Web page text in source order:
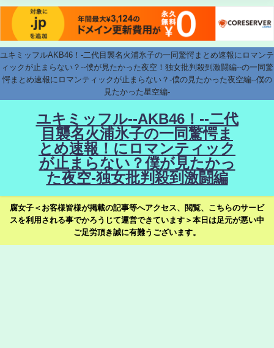
ユキミッフルAKB46！-二代目襲名火浦氷子の一同驚愕まとめ速報にロマンテ
ィックが止まらない？--僕が見たかった夜空！独女批判殺到激闘編--の一同驚
愕まとめ速報にロマンティックが止まらない？-僕の見たかった夜空編--僕の
見たかった星空編-
ユキミッフル--AKB46！--二代
目襲名火浦氷子の一同驚愕ま
とめ速報！にロマンティック
が止まらない？僕が見たかっ
た夜空-独女批判殺到激闘編
腐女子＜お客様皆様が掲載の記事等へアクセス、閲覧、こちらのサービ
スを利用される事でかろうじて運営できています＞本日は足元が悪い中
ご足労頂き誠に有難うございます。